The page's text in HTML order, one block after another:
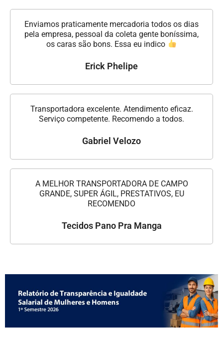
Enviamos praticamente mercadoria todos os dias
pela empresa, pessoal da coleta gente boníssima,
os caras são bons. Essa eu indico
Erick Phelipe
Transportadora excelente. Atendimento eficaz.
Serviço competente. Recomendo a todos.
Gabriel Velozo
A MELHOR TRANSPORTADORA DE CAMPO
GRANDE, SUPER ÁGIL, PRESTATIVOS, EU
RECOMENDO
Tecidos Pano Pra Manga